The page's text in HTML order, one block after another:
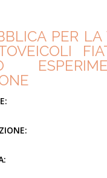
PER LA